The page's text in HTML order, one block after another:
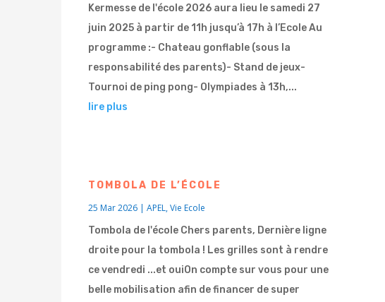
Kermesse de l'école 2026 aura lieu le samedi 27
juin 2025 à partir de 11h jusqu’à 17h à l’Ecole Au
programme :- Chateau gonflable (sous la
responsabilité des parents)- Stand de jeux-
Tournoi de ping pong- Olympiades à 13h,...
lire plus
TOMBOLA DE L’ÉCOLE
25 Mar 2026 |APEL,Vie Ecole
Tombola de l'école Chers parents, Dernière ligne
droite pour la tombola ! Les grilles sont à rendre
ce vendredi ...et ouiOn compte sur vous pour une
belle mobilisation afin de financer de super